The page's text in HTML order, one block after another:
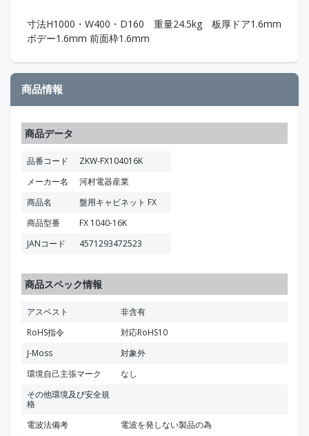
寸法H1000・W400・D160 重量24.5kg 板厚ドア1.6mm
ボデー1.6mm 前面枠1.6mm
商品情報
商品データ
品番コード
ZKW-FX104016K
メーカー名
河村電器産業
商品名
盤用キャビネット FX
商品型番
FX 1040-16K
JANコード
4571293472523
商品スペック情報
アスベスト
非含有
RoHS指令
対応RoHS10
J-Moss
対象外
環境自己主張マーク
なし
その他環境及び安全規
格
電波法備考
電波を発しない製品の為